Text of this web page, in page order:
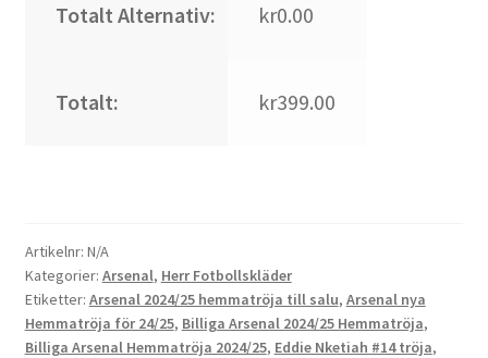
Totalt Alternativ: kr0.00
Totalt: kr399.00
Artikelnr: N/A
Kategorier: Arsenal, Herr Fotbollskläder
Etiketter: Arsenal 2024/25 hemmatröja till salu, Arsenal nya
Hemmatröja för 24/25, Billiga Arsenal 2024/25 Hemmatröja,
Billiga Arsenal Hemmatröja 2024/25, Eddie Nketiah #14 tröja,